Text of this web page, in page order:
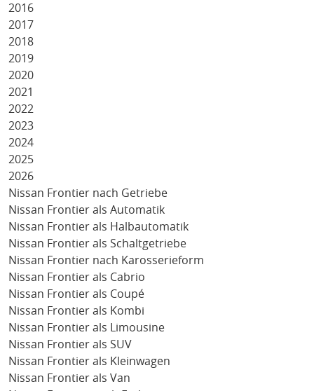
2016
2017
2018
2019
2020
2021
2022
2023
2024
2025
2026
Nissan Frontier nach Getriebe
Nissan Frontier als Automatik
Nissan Frontier als Halbautomatik
Nissan Frontier als Schaltgetriebe
Nissan Frontier nach Karosserieform
Nissan Frontier als Cabrio
Nissan Frontier als Coupé
Nissan Frontier als Kombi
Nissan Frontier als Limousine
Nissan Frontier als SUV
Nissan Frontier als Kleinwagen
Nissan Frontier als Van